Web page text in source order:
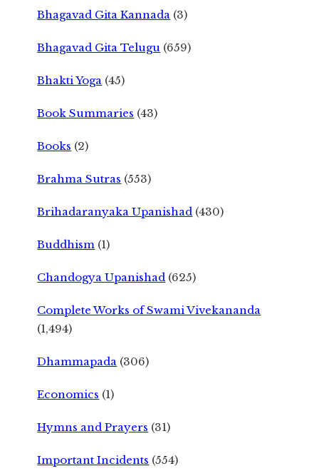
Bhagavad Gita Kannada (3)
Bhagavad Gita Telugu (659)
Bhakti Yoga (45)
Book Summaries (43)
Books (2)
Brahma Sutras (553)
Brihadaranyaka Upanishad (430)
Buddhism (1)
Chandogya Upanishad (625)
Complete Works of Swami Vivekananda
(1,494)
Dhammapada (306)
Economics (1)
Hymns and Prayers (31)
Important Incidents (554)